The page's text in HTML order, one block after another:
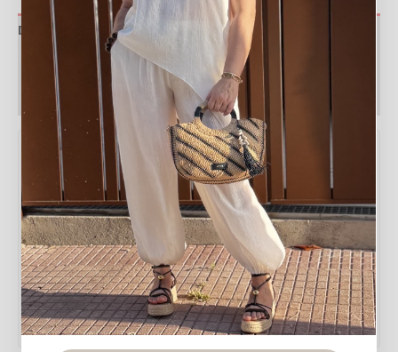
Descripción
Valoraciones (0)
Política de devoluciones
Tabla de medidas
Medida Valor
Talla Única (36/42)
Sisa a sisa 39/49 cm
Largo 126 cm